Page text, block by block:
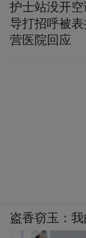
护士站没开
导打招呼被
营医院回应
盗香窃玉：